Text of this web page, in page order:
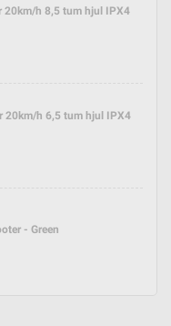
20km/h 8,5 tum hjul IPX4
20km/h 6,5 tum hjul IPX4
- Green